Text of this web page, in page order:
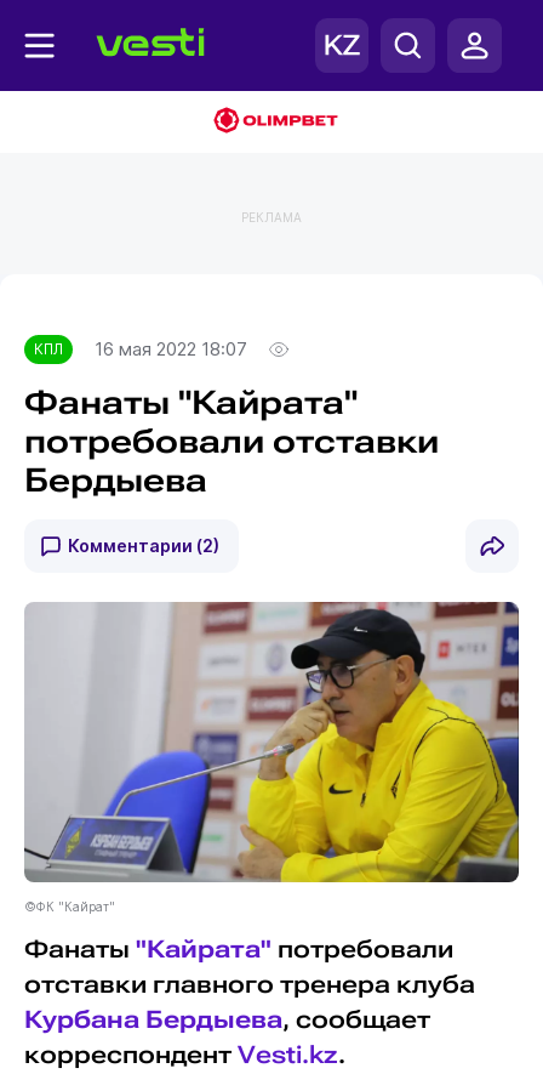
РЕКЛАМА
КПЛ 16 мая 2022 18:07
Фанаты "Кайрата"
потребовали отставки
Бердыева
Комментарии (2)
©ФК "Кайрат"
Фанаты "Кайрата" потребовали
отставки главного тренера клуба
Курбана Бердыева, сообщает
корреспондент Vesti.kz.